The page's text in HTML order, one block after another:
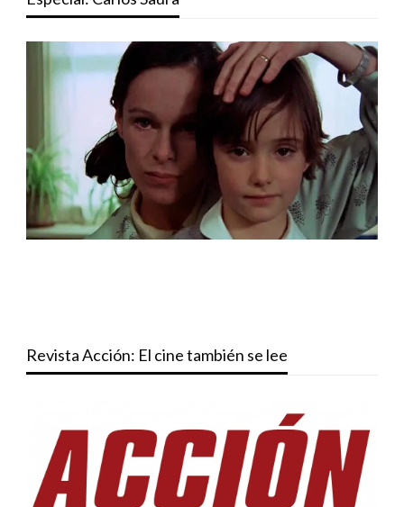
Revista Acción: El cine también se lee